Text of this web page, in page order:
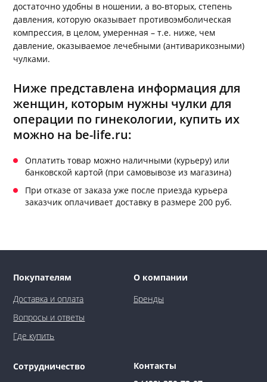
достаточно удобны в ношении, а во-вторых, степень
давления, которую оказывает противоэмболическая
компрессия, в целом, умеренная – т.е. ниже, чем
давление, оказываемое лечебными (антиварикозными)
чулками.
Ниже представлена информация для
женщин, которым нужны чулки для
операции по гинекологии, купить их
можно на be-life.ru:
Оплатить товар можно наличными (курьеру) или
банковской картой (при самовывозе из магазина)
При отказе от заказа уже после приезда курьера
заказчик оплачивает доставку в размере 200 руб.
Покупателям
Доставка и оплата
Вопросы и ответы
Где купить
О компании
Бренды
Сотрудничество
Контакты